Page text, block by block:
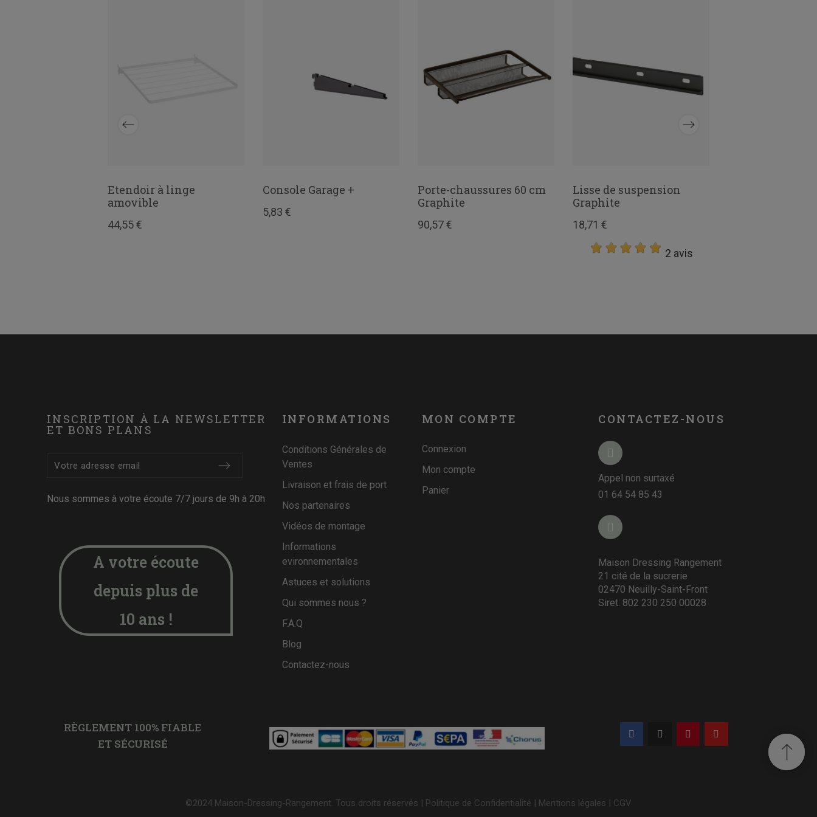
Etendoir à linge
amovible
44,55 €
Console Garage +
5,83 €
Porte-chaussures 60 cm
Graphite
90,57 €
Lisse de suspension
Graphite
18,71 €
2 avis
INSCRIPTION À LA NEWSLETTER
ET BONS PLANS
Nous sommes à votre écoute 7/7 jours de 9h à 20h
A votre écoute
depuis plus de
10 ans !
INFORMATIONS
Conditions Générales de
Ventes
Livraison et frais de port
Nos partenaires
Vidéos de montage
Informations
evironnementales
Astuces et solutions
Qui sommes nous ?
F.A.Q
Blog
Contactez-nous
MON COMPTE
Connexion
Mon compte
Panier
CONTACTEZ-NOUS
Appel non surtaxé
01 64 54 85 43
Maison Dressing Rangement
21 cité de la sucrerie
02470 Neuilly-Saint-Front
Siret: 802 230 250 00028
RÈGLEMENT 100% FIABLE
ET SÉCURISÉ
©2024 Maison-Dressing-Rangement. Tous droits réservés | Politique de Confidentialité | Mentions légales | CGV